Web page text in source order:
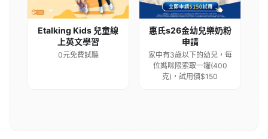
Etalking Kids 兒童線
上英文學習
0元免費試聽
惠氏s26金幼兒樂奶粉
申請
家中有3歲以下的幼兒，每
位媽咪限索取一罐(400
克)，試用價$150